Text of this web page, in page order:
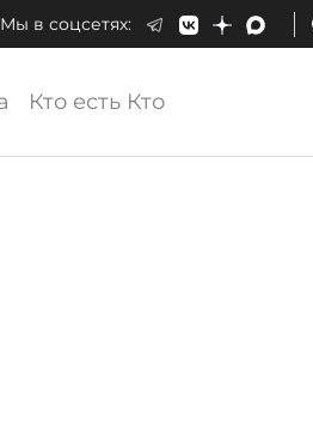
Мы в соцсетях:
Кто есть Кто